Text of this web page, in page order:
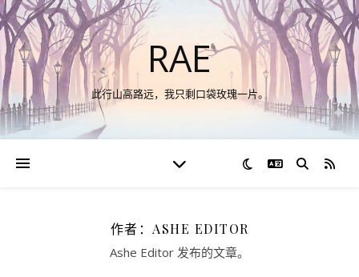
RAE
此行山高路远，我只剩口袋玫瑰一片。
切换语言RSS
作者：ASHE EDITOR
Ashe Editor 发布的文章。